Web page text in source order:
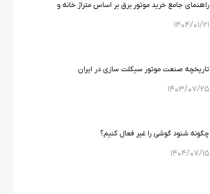
راهنمای جامع خرید موتور برق بر اساس متراژ خانه و
لوازم خانگی
۱۴۰۴/۰۱/۲۱
تاریخچه صنعت موتور سیکلت سازی در ایران
۱۴۰۳/۰۷/۲۵
چگونه شنود گوشی را غیر فعال کنیم؟
۱۴۰۴/۰۷/۱۵